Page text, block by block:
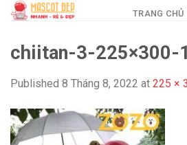
Skip
content
TRANG CHỦ
chiitan-3-225×300-1
Published 8 Tháng 8, 2022 at 225 ×